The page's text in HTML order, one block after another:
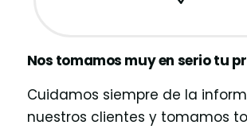
Nos tomamos muy en serio tu
Cuidamos siempre de la
nuestros clientes y tomamos